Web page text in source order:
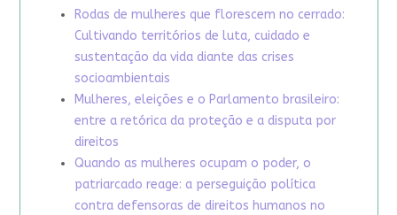
Rodas de mulheres que florescem no cerrado:
Cultivando territórios de luta, cuidado e
sustentação da vida diante das crises
socioambientais
Mulheres, eleições e o Parlamento brasileiro:
entre a retórica da proteção e a disputa por
direitos
Quando as mulheres ocupam o poder, o
patriarcado reage: a perseguição política
contra defensoras de direitos humanos no